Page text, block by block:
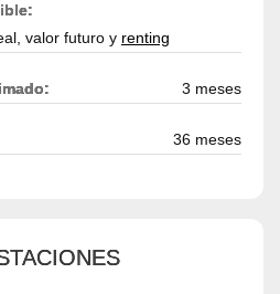
valor futuro y renting
3 meses
36 meses